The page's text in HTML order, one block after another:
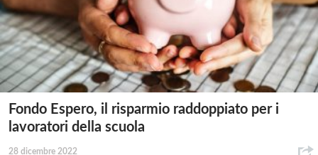
Fondo Espero, il risparmio raddoppiato per i
lavoratori della scuola
28 dicembre 2022